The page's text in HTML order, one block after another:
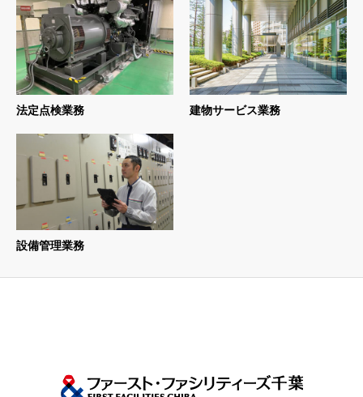
法定点検業務 建物サービス業務
設備管理業務